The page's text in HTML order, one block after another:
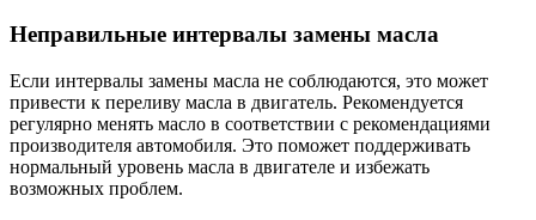
Неправильные интервалы замены масла
Если интервалы замены масла не соблюдаются, это может
привести к переливу масла в двигатель. Рекомендуется
регулярно менять масло в соответствии с рекомендациями
производителя автомобиля. Это поможет поддерживать
нормальный уровень масла в двигателе и избежать
возможных проблем.